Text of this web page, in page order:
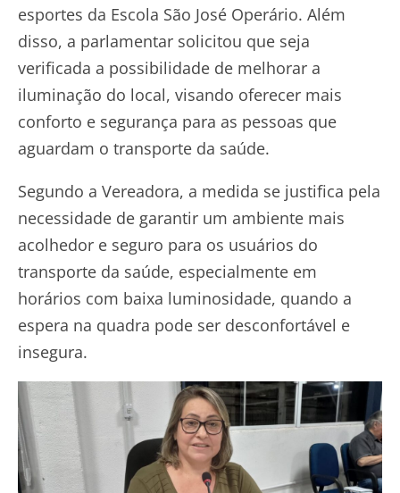
esportes da Escola São José Operário. Além
disso, a parlamentar solicitou que seja
verificada a possibilidade de melhorar a
iluminação do local, visando oferecer mais
conforto e segurança para as pessoas que
aguardam o transporte da saúde.
Segundo a Vereadora, a medida se justifica pela
necessidade de garantir um ambiente mais
acolhedor e seguro para os usuários do
transporte da saúde, especialmente em
horários com baixa luminosidade, quando a
espera na quadra pode ser desconfortável e
insegura.